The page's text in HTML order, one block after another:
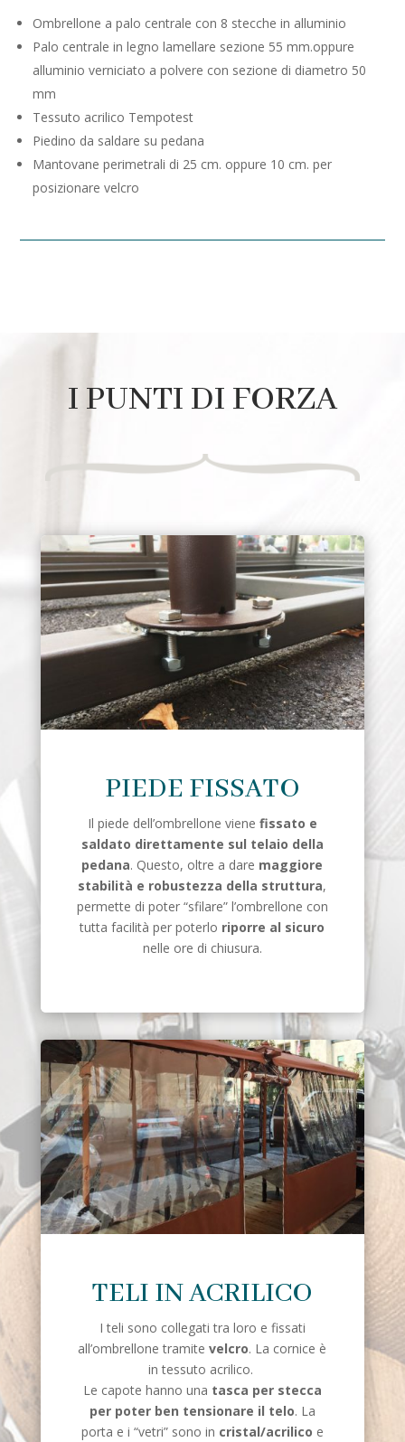
Ombrellone a palo centrale con 8 stecche in alluminio
Palo centrale in legno lamellare sezione 55 mm.oppure
alluminio verniciato a polvere con sezione di diametro 50
mm
Tessuto acrilico Tempotest
Piedino da saldare su pedana
Mantovane perimetrali di 25 cm. oppure 10 cm. per
posizionare velcro
I PUNTI DI FORZA
PIEDE FISSATO
Il piede dell’ombrellone viene fissato e
saldato direttamente sul telaio della
pedana. Questo, oltre a dare maggiore
stabilità e robustezza della struttura,
permette di poter “sfilare” l’ombrellone con
tutta facilità per poterlo riporre al sicuro
nelle ore di chiusura.
TELI IN ACRILICO
I teli sono collegati tra loro e fissati
all’ombrellone tramitevelcro. La cornice è
in tessuto acrilico.
Le capote hanno una tasca per stecca
per poter ben tensionare il telo. La
porta e i “vetri” sono in cristal/acrilico e